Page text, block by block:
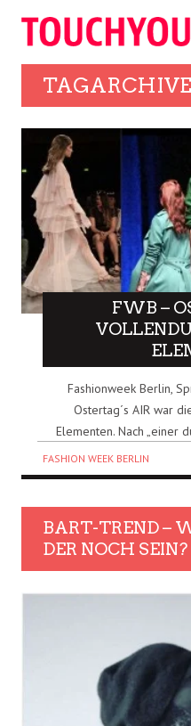
FWB –
Fashionweek Berlin,
Ostertag´s AIR war
Elementen. Nach „einer
FASHION WEEK BERLIN
BART-TREND –
DER NOCH SEIN?